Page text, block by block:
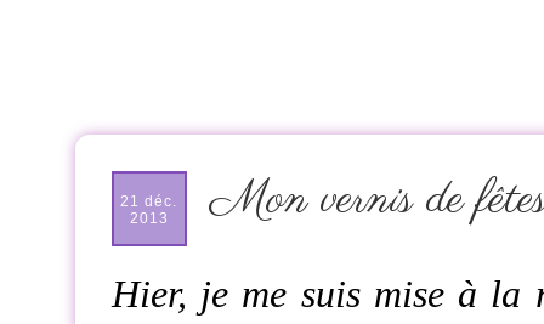
21 déc.
2013
Mon vernis de
Hier, je me suis mise à la